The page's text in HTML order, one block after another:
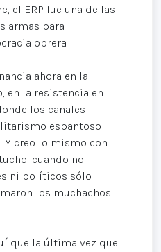
el ERP fue una de las
armas para
obrera.
ahora en la
en la resistencia en
los canales
espantoso
creo lo mismo con
cuando no
ni políticos sólo
los muchachos
que la última vez que